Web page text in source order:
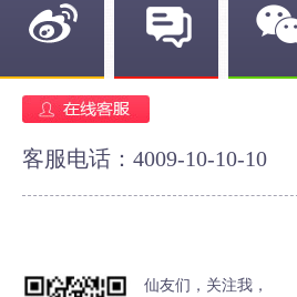
客服电话：4009-10-10-10
仙友们，关注我，